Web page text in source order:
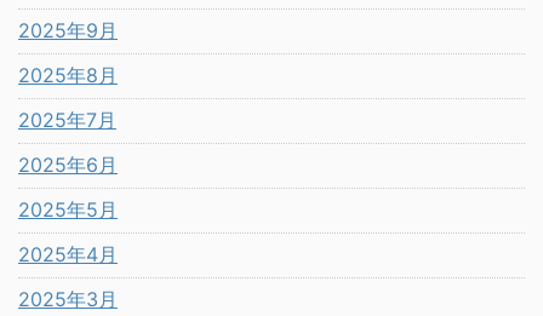
2025年9月
2025年8月
2025年7月
2025年6月
2025年5月
2025年4月
2025年3月